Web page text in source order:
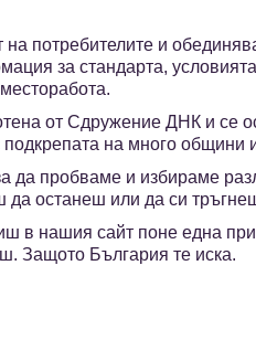
потребителите и
за стандарта,
от Сдружение ДНК и се
на много общини
да пробваме и избираме
останеш или да си
в нашия сайт поне една
Защото България те иска.